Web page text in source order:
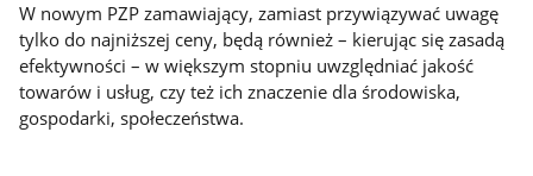
W nowym PZP zamawiający, zamiast przywiązywać uwagę
tylko do najniższej ceny, będą również – kierując się zasadą
efektywności – w większym stopniu uwzględniać jakość
towarów i usług, czy też ich znaczenie dla środowiska,
gospodarki, społeczeństwa.